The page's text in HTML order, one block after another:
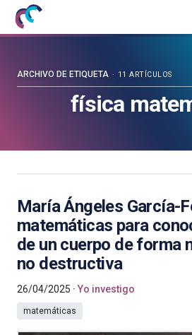
Mujeres
con
blog
física
ARCHIVO DE ETIQUETA 11 ARTÍCULOS
María Ángeles García-
matemáticas para
de un cuerpo de forma
no destructiva
26/04/2025 Yo investigo
matemáticas